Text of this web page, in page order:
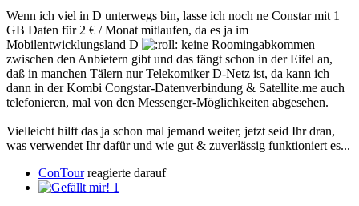
Wenn ich viel in D unterwegs bin, lasse ich noch ne Constar mit 1
GB Daten für 2 € / Monat mitlaufen, da es ja im
Mobilentwicklungsland D
keine Roomingabkommen
zwischen den Anbietern gibt und das fängt schon in der Eifel an,
daß in manchen Tälern nur Telekomiker D-Netz ist, da kann ich
dann in der Kombi Congstar-Datenverbindung & Satellite.me auch
telefonieren, mal von den Messenger-Möglichkeiten abgesehen.
Vielleicht hilft das ja schon mal jemand weiter, jetzt seid Ihr dran,
was verwendet Ihr dafür und wie gut & zuverlässig funktioniert es...
ConTourreagierte darauf
1